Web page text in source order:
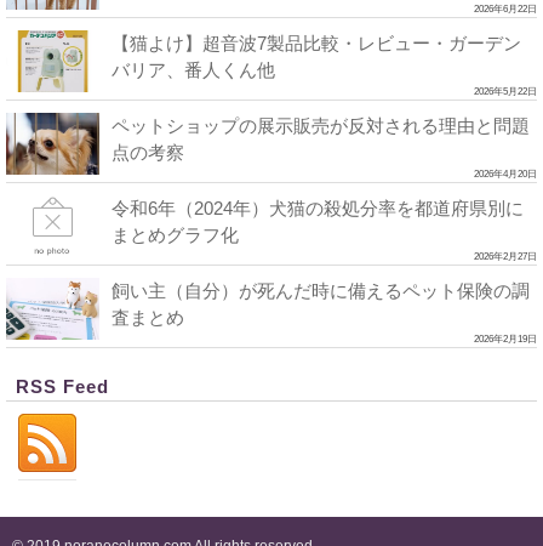
2026年6月22日
【猫よけ】超音波7製品比較・レビュー・ガーデン
バリア、番人くん他
2026年5月22日
ペットショップの展示販売が反対される理由と問題
点の考察
2026年4月20日
令和6年（2024年）犬猫の殺処分率を都道府県別に
まとめグラフ化
2026年2月27日
飼い主（自分）が死んだ時に備えるペット保険の調
査まとめ
2026年2月19日
RSS Feed